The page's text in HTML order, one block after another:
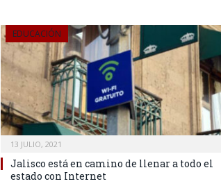
EDUCACIÓN
13 JULIO, 2021
Jalisco está en camino de llenar a todo el
estado con Internet